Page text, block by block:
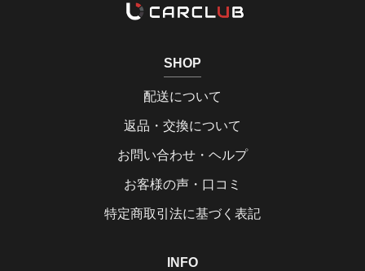
SHOP
配送について
返品・交換について
お問い合わせ・ヘルプ
お客様の声・口コミ
特定商取引法に基づく表記
INFO